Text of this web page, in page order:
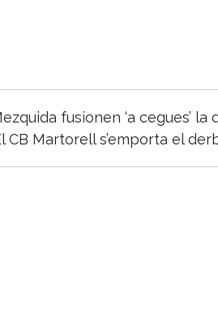
fusionen ‘a cegues’ la
CB Martorell s’emporta el